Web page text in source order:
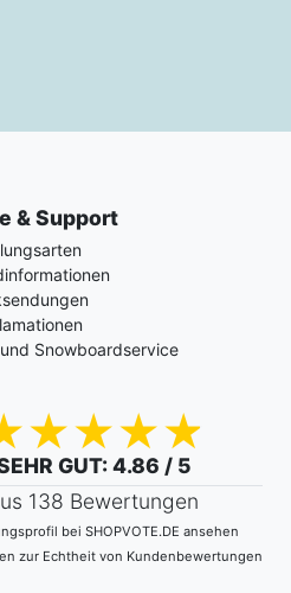
& Support
Snowboardservice
GUT: 4.86 / 5
138 Bewertungen
bei SHOPVOTE.DE ansehen
zur Echtheit von Kundenbewertungen